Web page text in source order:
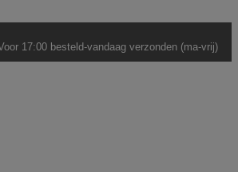
17:00 besteld-vandaag verzonden (ma-vrij)